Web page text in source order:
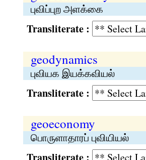
புவிப்புற அளக்கை
Transliterate :
geodynamics
புவியக இயக்கவியல்
Transliterate :
geoeconomy
பொருளாதாரப் புவியியல்